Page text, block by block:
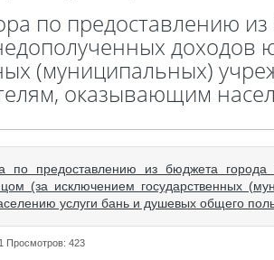
по предоставлению
доходов
(муниципальных)
оказывающим
по предоставлению из бюджета
(за исключением государственных
услуги бань и душевых общего
Просмотров: 423